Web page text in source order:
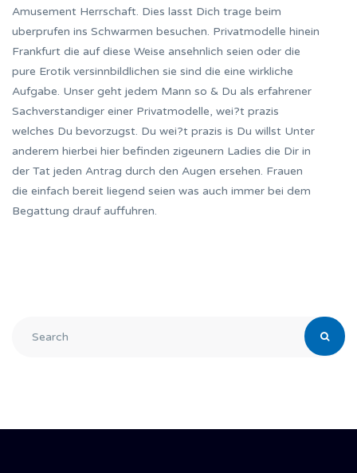
Amusement Herrschaft. Dies lasst Dich trage beim
uberprufen ins Schwarmen besuchen. Privatmodelle hinein
Frankfurt die auf diese Weise ansehnlich seien oder die
pure Erotik versinnbildlichen sie sind die eine wirkliche
Aufgabe. Unser geht jedem Mann so & Du als erfahrener
Sachverstandiger einer Privatmodelle, wei?t prazis
welches Du bevorzugst. Du wei?t prazis is Du willst Unter
anderem hierbei hier befinden zigeunern Ladies die Dir in
der Tat jeden Antrag durch den Augen ersehen. Frauen
die einfach bereit liegend seien was auch immer bei dem
Begattung drauf auffuhren.